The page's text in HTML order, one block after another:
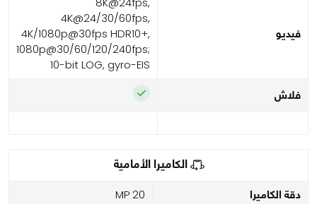
فيديو
4K@24/30/60fps,
4K/1080p@30fps HDR10+,
1080p@30/60/120/240fps;
10-bit LOG, gyro-EIS
فلاش
الكاميرا الأمامية
دقة الكاميرا 20 MP